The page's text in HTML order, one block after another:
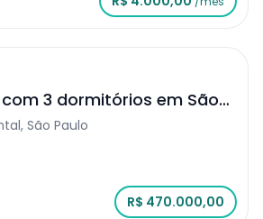
3 dormitórios em São
São Paulo
R$ 470.000,00